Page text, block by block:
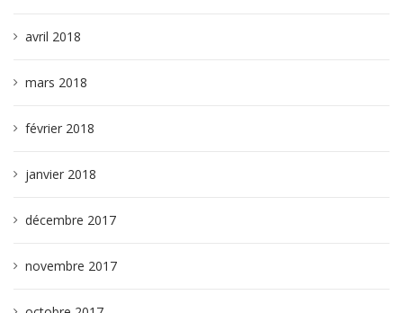
avril 2018
mars 2018
février 2018
janvier 2018
décembre 2017
novembre 2017